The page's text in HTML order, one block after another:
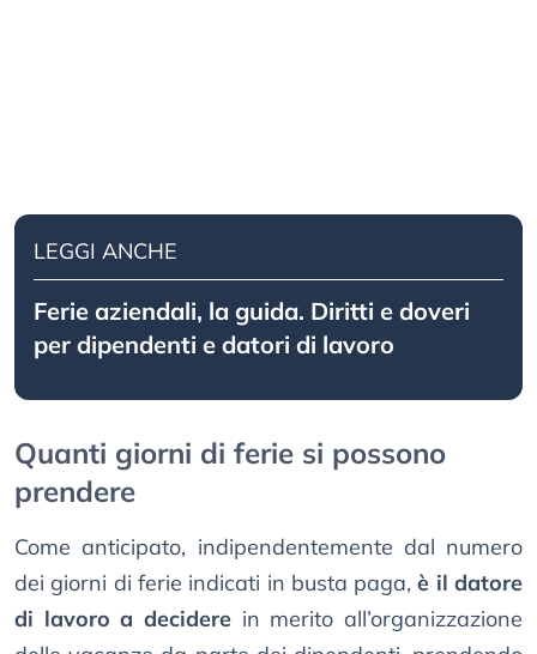
LEGGI ANCHE
Ferie aziendali, la guida. Diritti e doveri
per dipendenti e datori di lavoro
Quanti giorni di ferie si possono
prendere
Come anticipato, indipendentemente dal numero
dei giorni di ferie indicati in busta paga,è il datore
di lavoro a decidere in merito all’organizzazione